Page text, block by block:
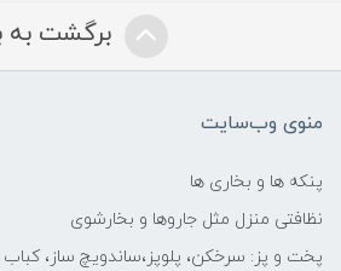
برگشت به
منوی وب‌سایت
پنکه ها و بخاری ها
نظافتی منزل مثل جاروها و بخارشوی
پخت و پز: سرخکن، پلوپز،ساندویچ ساز، کباب